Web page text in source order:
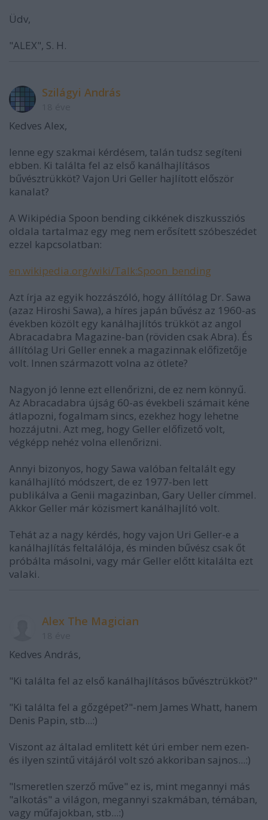
Üdv,
"ALEX", S. H.
Szilágyi András
Kedves Alex,
lenne egy szakmai kérdésem, talán tudsz segíteni
ebben. Ki találta fel az első kanálhajlításos
bűvésztrükköt? Vajon Uri Geller hajlított először
kanalat?
A Wikipédia Spoon bending cikkének diszkussziós
oldala tartalmaz egy meg nem erősített szóbeszédet
ezzel kapcsolatban:
en.wikipedia.org/wiki/Talk:Spoon_bending
Azt írja az egyik hozzászóló, hogy állítólag Dr. Sawa
(azaz Hiroshi Sawa), a híres japán bűvész az 1960-as
években közölt egy kanálhajlítós trükköt az angol
Abracadabra Magazine-ban (röviden csak Abra). És
állítólag Uri Geller ennek a magazinnak előfizetője
volt. Innen származott volna az ötlete?
Nagyon jó lenne ezt ellenőrizni, de ez nem könnyű.
Az Abracadabra újság 60-as évekbeli számait kéne
átlapozni, fogalmam sincs, ezekhez hogy lehetne
hozzájutni. Azt meg, hogy Geller előfizető volt,
végképp nehéz volna ellenőrizni.
Annyi bizonyos, hogy Sawa valóban feltalált egy
kanálhajlító módszert, de ez 1977-ben lett
publikálva a Genii magazinban, Gary Ueller címmel.
Akkor Geller már közismert kanálhajlító volt.
Tehát az a nagy kérdés, hogy vajon Uri Geller-e a
kanálhajlítás feltalálója, és minden bűvész csak őt
próbálta másolni, vagy már Geller előtt kitalálta ezt
valaki.
Alex The Magician
Kedves András,
"Ki találta fel az első kanálhajlításos bűvésztrükköt?"
"Ki találta fel a gőzgépet?"-nem James Whatt, hanem
Denis Papin, stb...:)
Viszont az általad emlitett két úri ember nem ezen-
és ilyen szintű vitájáról volt szó akkoriban sajnos...:)
"Ismeretlen szerző műve" ez is, mint megannyi más
"alkotás" a világon, megannyi szakmában, témában,
vagy műfajokban, stb...:)